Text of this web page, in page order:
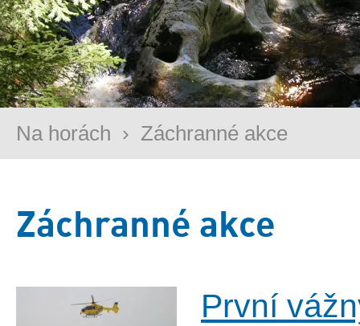
Na horách › Záchranné akce
Záchranné akce
První